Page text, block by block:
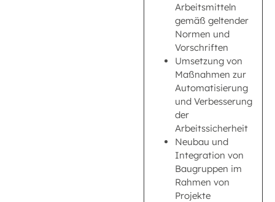
Arbeitsmitteln
gemäß geltender
Normen und
Vorschriften
Umsetzung von
Maßnahmen zur
Automatisierung
und Verbesserung
der
Arbeitssicherheit
Neubau und
Integration von
Baugruppen im
Rahmen von
Projekte